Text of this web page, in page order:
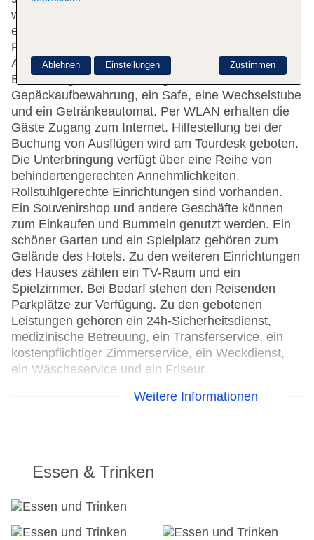
willkommen. Rund um die Uhr steht den Gästen
englisch- und deutschsprachiges Personal an der
Rezeption mit Tat und Rat zur Seite, das Ein- und
Auschecken ist 24 h am Tag möglich. Zu den
Einrichtungen des Hauses gehören eine
Gepäckaufbewahrung, ein Safe, eine Wechselstube
und ein Getränkeautomat. Per WLAN erhalten die
Gäste Zugang zum Internet. Hilfestellung bei der
Buchung von Ausflügen wird am Tourdesk geboten.
Die Unterbringung verfügt über eine Reihe von
behindertengerechten Annehmlichkeiten.
Rollstuhlgerechte Einrichtungen sind vorhanden.
Ein Souvenirshop und andere Geschäfte können
zum Einkaufen und Bummeln genutzt werden. Ein
schöner Garten und ein Spielplatz gehören zum
Gelände des Hotels. Zu den weiteren Einrichtungen
des Hauses zählen ein TV-Raum und ein
Spielzimmer. Bei Bedarf stehen den Reisenden
Parkplätze zur Verfügung. Zu den gebotenen
Leistungen gehören ein 24h-Sicherheitsdienst,
medizinische Betreuung, ein Transferservice, ein
kostenpflichtiger Zimmerservice, ein Weckdienst,
ein Wäscheservice und ein Friseur.
Konferenzraum
Garten: ohne Gebühr
WLAN/WiFi im Hotel
Lift
Weitere Informationen
Essen & Trinken
Zustimmen
Ablehnen Einstellungen